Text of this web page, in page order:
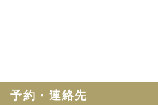
予約・連絡先